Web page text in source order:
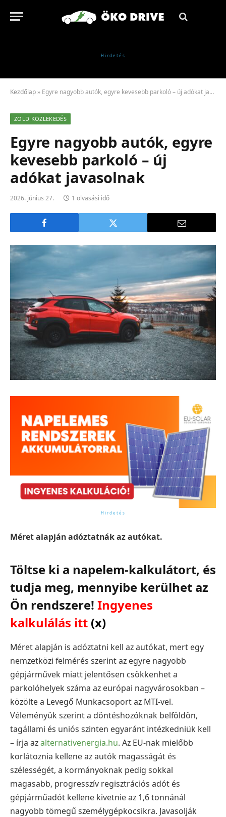
Kezdőlap » Egyre nagyobb autók, egyre kevesebb parkoló – új adókat javasolnak
ZÖLD KÖZLEKEDÉS
Egyre nagyobb autók, egyre
kevesebb parkoló – új
adókat javasolnak
2026. június 27. 1 olvasási idő
Méret alapján adóztatnák az autókat.
Töltse ki a napelem-kalkulátort, és
tudja meg, mennyibe kerülhet az
Ön rendszere! Ingyenes
kalkulálás itt (x)
Méret alapján is adóztatni kell az autókat, mert egy
nemzetközi felmérés szerint az egyre nagyobb
gépjárművek miatt jelentősen csökkenhet a
parkolóhelyek száma az európai nagyvárosokban –
közölte a Levegő Munkacsoport az MTI-vel.
Véleményük szerint a döntéshozóknak belföldön,
tagállami és uniós szinten egyaránt intézkedniük kell
– írja azalternativenergia.hu. Az EU-nak mielőbb
korlátoznia kellene az autók magasságát és
szélességét, a kormányoknak pedig sokkal
magasabb, progresszív regisztrációs adót és
gépjárműadót kellene kivetnie az 1,6 tonnánál
nagyobb tömegű személygépkocsikra. Javasolják